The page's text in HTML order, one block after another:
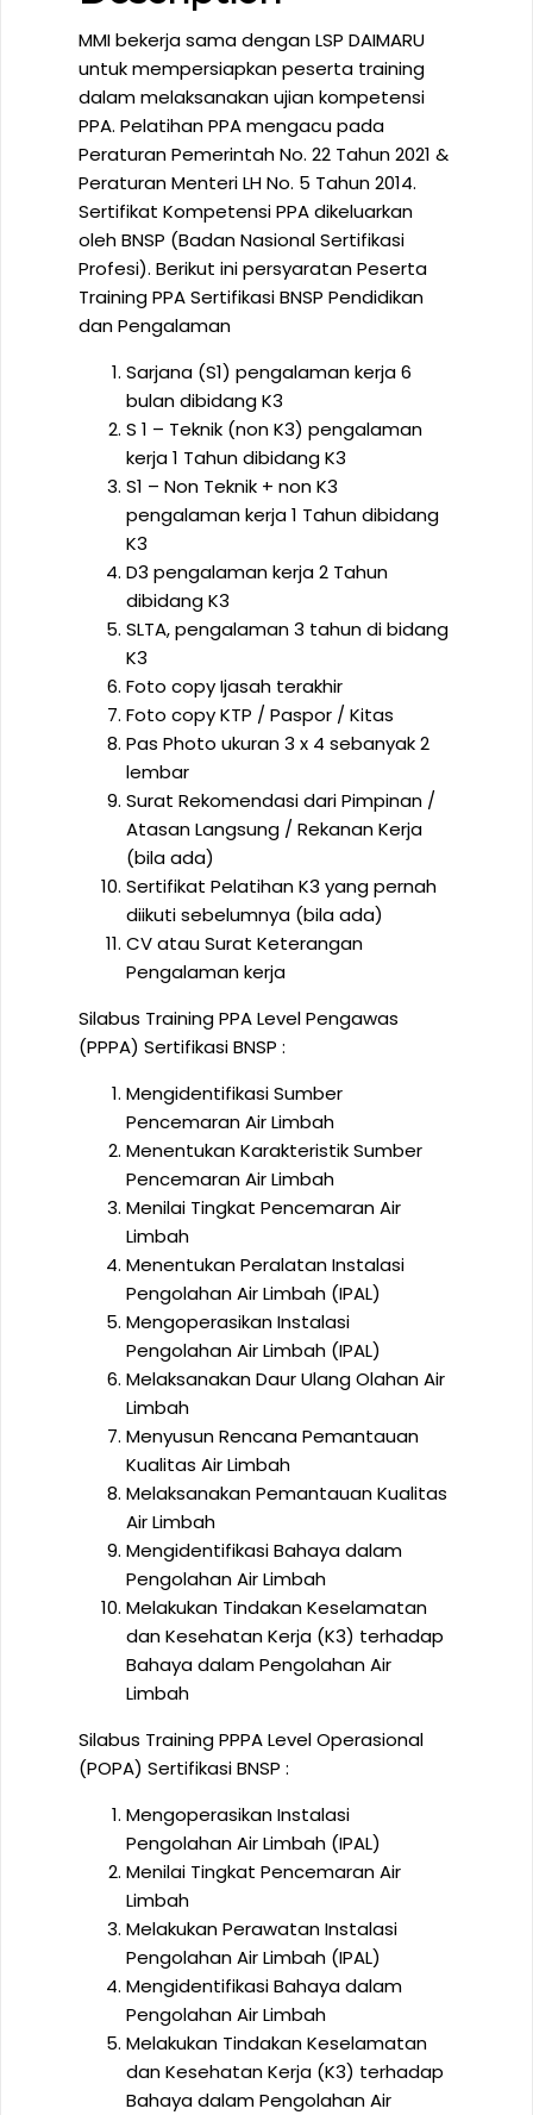
MMI bekerja sama dengan LSP DAIMARU
untuk mempersiapkan peserta training
dalam melaksanakan ujian kompetensi
PPA. Pelatihan PPA mengacu pada
Peraturan Pemerintah No. 22 Tahun 2021 &
Peraturan Menteri LH No. 5 Tahun 2014.
Sertifikat Kompetensi PPA dikeluarkan
oleh BNSP (Badan Nasional Sertifikasi
Profesi). Berikut ini persyaratan Peserta
Training PPA Sertifikasi BNSP Pendidikan
dan Pengalaman
Sarjana (S1) pengalaman kerja 6
bulan dibidang K3
S 1 – Teknik (non K3) pengalaman
kerja 1 Tahun dibidang K3
S1 – Non Teknik + non K3
pengalaman kerja 1 Tahun dibidang
K3
D3 pengalaman kerja 2 Tahun
dibidang K3
SLTA, pengalaman 3 tahun di bidang
K3
Foto copy Ijasah terakhir
Foto copy KTP / Paspor / Kitas
Pas Photo ukuran 3 x 4 sebanyak 2
lembar
Surat Rekomendasi dari Pimpinan /
Atasan Langsung / Rekanan Kerja
(bila ada)
Sertifikat Pelatihan K3 yang pernah
diikuti sebelumnya (bila ada)
CV atau Surat Keterangan
Pengalaman kerja
Silabus Training PPA Level Pengawas
(PPPA) Sertifikasi BNSP :
Mengidentifikasi Sumber
Pencemaran Air Limbah
Menentukan Karakteristik Sumber
Pencemaran Air Limbah
Menilai Tingkat Pencemaran Air
Limbah
Menentukan Peralatan Instalasi
Pengolahan Air Limbah (IPAL)
Mengoperasikan Instalasi
Pengolahan Air Limbah (IPAL)
Melaksanakan Daur Ulang Olahan Air
Limbah
Menyusun Rencana Pemantauan
Kualitas Air Limbah
Melaksanakan Pemantauan Kualitas
Air Limbah
Mengidentifikasi Bahaya dalam
Pengolahan Air Limbah
Melakukan Tindakan Keselamatan
dan Kesehatan Kerja (K3) terhadap
Bahaya dalam Pengolahan Air
Limbah
Silabus Training PPPA Level Operasional
(POPA) Sertifikasi BNSP :
Mengoperasikan Instalasi
Pengolahan Air Limbah (IPAL)
Menilai Tingkat Pencemaran Air
Limbah
Melakukan Perawatan Instalasi
Pengolahan Air Limbah (IPAL)
Mengidentifikasi Bahaya dalam
Pengolahan Air Limbah
Melakukan Tindakan Keselamatan
dan Kesehatan Kerja (K3) terhadap
Bahaya dalam Pengolahan Air